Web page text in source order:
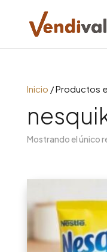
Inicio / Productos
Mostrando el único